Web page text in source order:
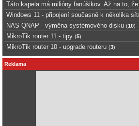
Táto kapela má milióny fanúšikov. Až na to,
Windows 11 - připojení současně k několika
NAS QNAP - výměna systémového disku (10)
MikroTik router 11 - tipy (5)
MikroTik router 10 - upgrade routeru (3)
Reklama